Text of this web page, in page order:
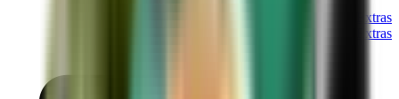
Extras
Extras